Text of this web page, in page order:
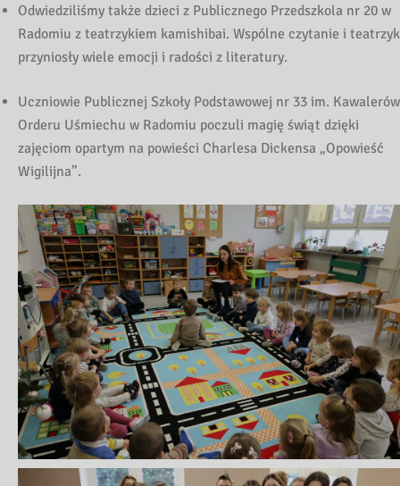
Odwiedziliśmy także dzieci z Publicznego Przedszkola nr 20 w
Radomiu z teatrzykiem kamishibai. Wspólne czytanie i teatrzyk
przyniosły wiele emocji i radości z literatury.
Uczniowie Publicznej Szkoły Podstawowej nr 33 im. Kawalerów
Orderu Uśmiechu w Radomiu poczuli magię świąt dzięki
zajęciom opartym na powieści Charlesa Dickensa „Opowieść
Wigilijna”.